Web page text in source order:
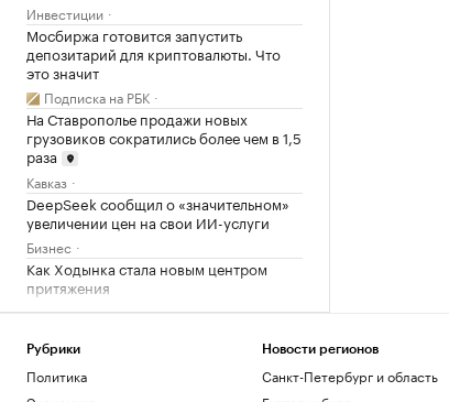
Инвестиции
Мосбиржа готовится запустить
депозитарий для криптовалюты. Что
это значит
Подписка на РБК
На Ставрополье продажи новых
грузовиков сократились более чем в 1,5
раза
Кавказ
DeepSeek сообщил о «значительном»
увеличении цен на свои ИИ-услуги
Бизнес
Как Ходынка стала новым центром
притяжения
РБК и Stone
зарплатой выше ₽500 тыс.
Подписка на РБК
Рубрики
Политика
Новости регионов
Санкт-Петербург и область